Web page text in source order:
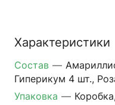
Характеристики
Состав —
Гиперикум 4 шт.,
Упаковка —